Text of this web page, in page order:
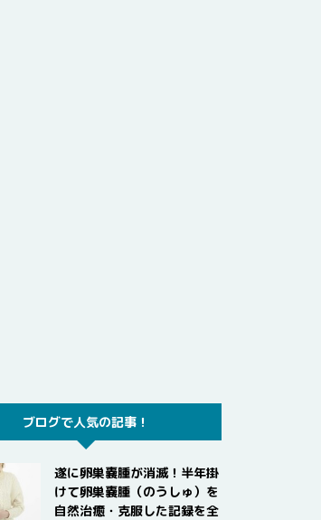
ブログで人気の記事！
遂に卵巣嚢腫が消滅！半年掛
けて卵巣嚢腫（のうしゅ）を
自然治癒・克服した記録を全